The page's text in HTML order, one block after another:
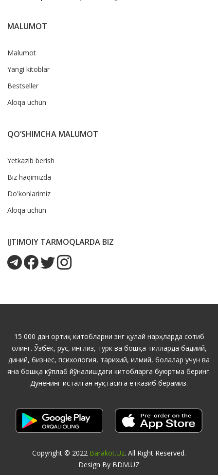
MALUMOT
Malumot
Yangi kitoblar
Bestseller
Aloqa uchun
QO‘SHIMCHA MALUMOT
Yetkazib berish
Biz haqimizda
Do'konlarimiz
Aloqa uchun
IJTIMOIY TARMOQLARDA BIZ
15 000 дан ортиқ китобларни энг қулай нарҳларда сотиб
олинг. Ўзбек, рус, инглиз, турк ва бошқа тилларда бадиий,
диний, бизнес, психология, тарихий, илмий, болалар учун ва
яна бошқа кўплаб йўналишдаги китобларга буюртма беринг.
Дунёнинг исталган нуқтасига етказиб берамиз.
Copyright © 2022 Barakot.uz. All Right Reserved.
Design By BDM.UZ